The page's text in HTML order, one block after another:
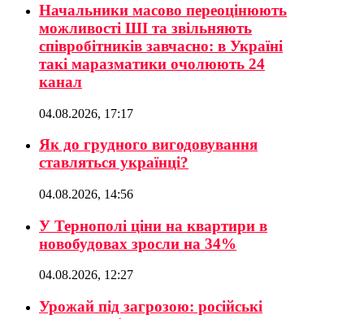
Начальники масово переоцінюють
можливості ШІ та звільняють
співробітників завчасно: в Україні
такі маразматики очолюють 24
канал
04.08.2026, 17:17
Як до грудного вигодовування
ставляться українці?
04.08.2026, 14:56
У Тернополі ціни на квартири в
новобудовах зросли на 34%
04.08.2026, 12:27
Урожай під загрозою: російські